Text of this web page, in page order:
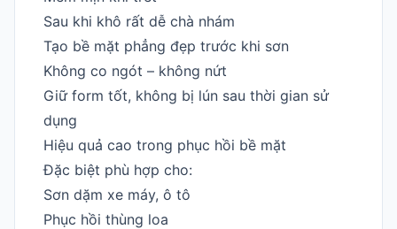
Sau khi khô rất dễ chà nhám
Tạo bề mặt phẳng đẹp trước khi sơn
Không co ngót – không nứt
Giữ form tốt, không bị lún sau thời gian sử
dụng
Hiệu quả cao trong phục hồi bề mặt
Đặc biệt phù hợp cho:
Sơn dặm xe máy, ô tô
Phục hồi thùng loa